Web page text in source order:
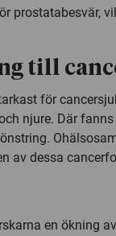
prostatabesvär,
till
för
njure. Där
av dessa
en ökning